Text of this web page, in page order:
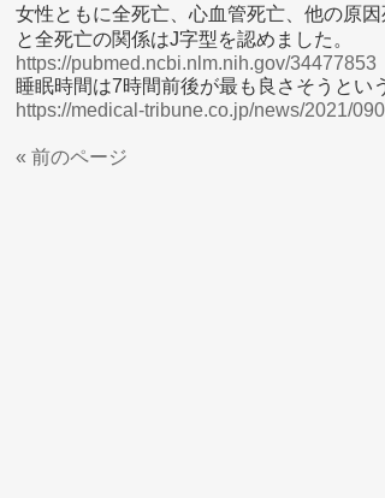
女性ともに全死亡、心血管死亡、他の原
と全死亡の関係はJ字型を認めました。
https://pubmed.ncbi.nlm.nih.gov/34477853
睡眠時間は7時間前後が最も良さそうとい
https://medical-tribune.co.jp/news/2021/
« 前のページ